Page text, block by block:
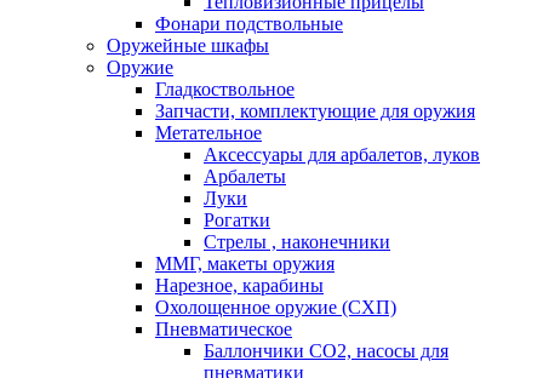
Фонари подствольные
Оружейные шкафы
Оружие
Гладкоствольное
Запчасти, комплектующие для оружия
Метательное
Аксессуары для арбалетов, луков
Арбалеты
Луки
Рогатки
Стрелы , наконечники
ММГ, макеты оружия
Нарезное, карабины
Охолощенное оружие (СХП)
Пневматическое
Баллончики СО2, насосы для
пневматики